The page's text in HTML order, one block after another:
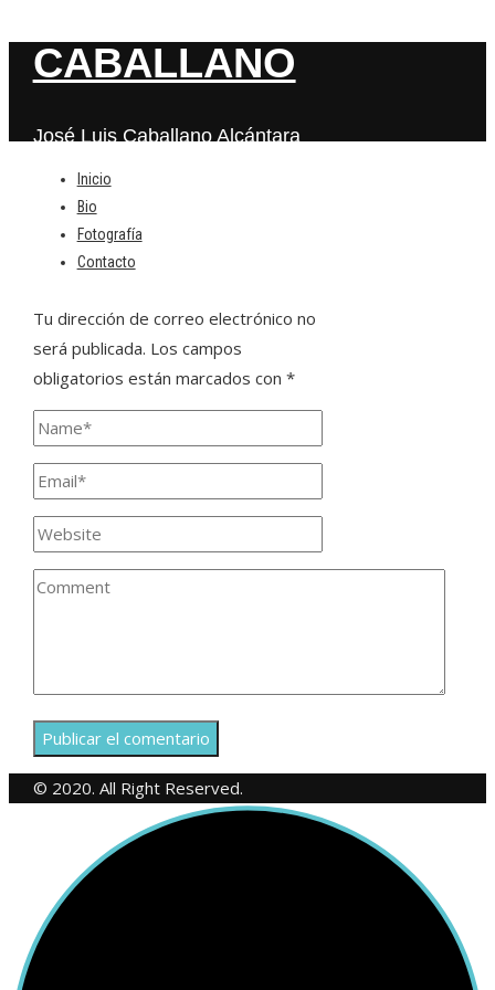
CABALLANO
José Luis Caballano Alcántara
Inicio
Bio
Fotografía
Contacto
Deja una respuesta
Tu dirección de correo electrónico no
será publicada. Los campos
obligatorios están marcados con *
© 2020. All Right Reserved.